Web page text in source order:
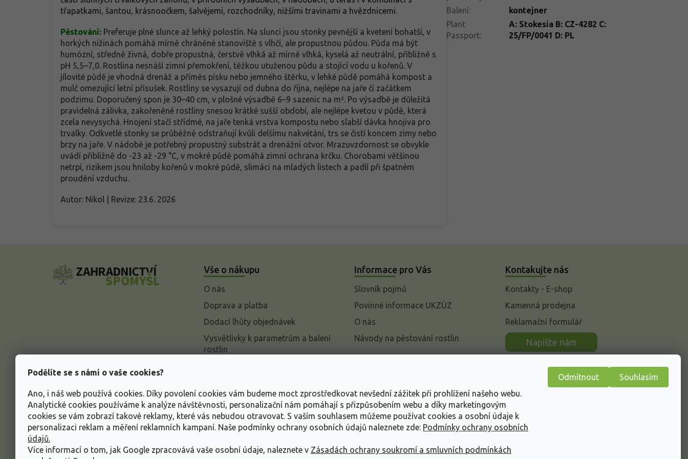
Podělíte se s námi o vaše cookies?
Ano, i náš web používá cookies. Díky povolení cookies vám budeme moct zprostředkovat nevšední zážitek při prohlížení našeho webu.
Analytické cookies používáme k analýze návštěvnosti, personalizační nám pomáhají s přizpůsobením webu a díky marketingovým
cookies se vám zobrazí takové reklamy, které vás nebudou otravovat. S vaším souhlasem můžeme používat cookies a osobní údaje k
personalizaci reklam a měření reklamních kampaní. Naše podmínky ochrany osobních údajů naleznete zde: Podmínky ochrany osobních
údajů.
Více informací o tom, jak Google zpracovává vaše osobní údaje, naleznete v Zásadách ochrany soukromí a smluvních podmínkách
Odmítnout Souhlasím
třapatkami, šantou, krásnoočkem, šalvějemi, rozchodníky, nižšími travinami a hvězdnicemi.
Pěstování: Preferuje plné slunce až lehký polostín. Na slunci jsou stonky pevnější a kvetení bohatší, v
horkých nížinách pomáhá mírně chráněné stanoviště s vlhčí, ale propustnou půdou. Půda má být
humózní, středně živná, dobře propustná, čerstvě vlhká až mírně vlhká, kyselá až neutrální, přibližně s
pH 5,5–7,0. Rostlina nesnáší zimní přemokření, těžkou utuženou půdu a stojící vodu u kořenů. V
jílovité půdě je vhodná drenáž a příměs písku nebo jemného štěrku, v lehké půdě pomáhá kompost a
mulč omezující letní přísušek. Rostliny se vysazují od dubna do října, nejlépe na jaře či začátkem
podzimu. Doporučený spon je 30–40 cm, v plošné výsadbě 6–9 sazenic na m². Po výsadbě je důležitá
pravidelná zálivka, zakořeněné rostliny snesou krátké sušší období, ale nejlépe kvetou v půdě, která
zcela nevysychá. Hnojení stačí střídmé, na jaře tenká vrstva kompostu nebo slabší dávka hnojiva pro
trvalky. Odkvetlé stonky se průběžně odstraňují kvůli delšímu nakvétání, trs se čistí koncem zimy nebo
brzy na jaře. V nádobě je potřebný propustný substrát a drenážní otvor. Mrazuvzdornost se obvykle
uvádí přibližně do -23 až -29 °C, v mokré půdě pomáhá zimní ochrana krčku. Chorobami většinou
netrpí, rizikem jsou hniloby kořenů v mokré půdě, slimáci na mladých listech a padlí při špatném
proudění vzduchu.
Autor: Nikol | Revize: 23.6. 2026
Balení:
kontejner
Plant
Passport:
A: Stokesia B: CZ-4282 C:
25/FP/0041 D: PL
Vše o nákupu
O nás
Doprava a platba
Dodací lhůty objednávek
Vysvětlivky k parametrům a balení
rostlin
Informace o ochraně osobních
údajů
Obchodní podmínky
Informace pro Vás
Slovník pojmů
Povinné informace UKZÚZ
O nás
Návody na pěstování rostlin
Kontakujte nás
Kontakty - E-shop
Kamenná prodejna
Reklamační formulář
Napište nám